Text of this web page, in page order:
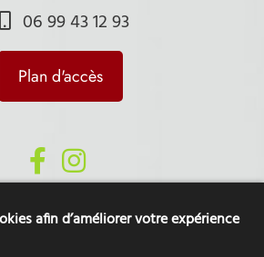
06 99 43 12 93
Plan d'accès
afin d’améliorer votre expérience